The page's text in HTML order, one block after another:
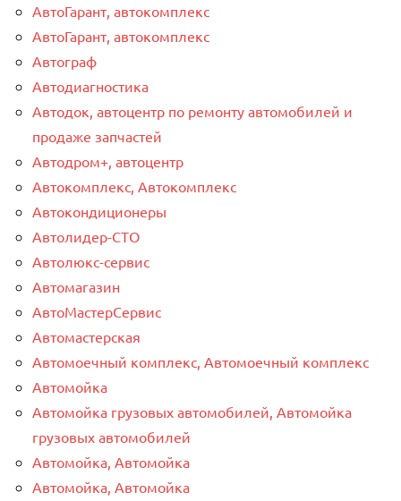
АвтоГарант, автокомплекс
АвтоГарант, автокомплекс
Автограф
Автодиагностика
Автодок, автоцентр по ремонту автомобилей и
продаже запчастей
Автодром+, автоцентр
Автокомплекс, Автокомплекс
Автокондиционеры
Автолидер-СТО
Автолюкс-сервис
Автомагазин
АвтоМастерСервис
Автомастерская
Автомоечный комплекс, Автомоечный комплекс
Автомойка
Автомойка грузовых автомобилей, Автомойка
грузовых автомобилей
Автомойка, Автомойка
Автомойка, Автомойка